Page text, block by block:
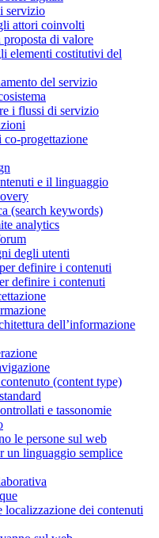
servizio
attori coinvolti
di valore
elementi costitutivi del
del servizio
i flussi di servizio
progettazione
e il linguaggio
(search keywords)
analytics
degli utenti
definire i contenuti
definire i contenuti
dell’informazione
(content type)
e tassonomie
le persone sul web
un linguaggio semplice
localizzazione dei contenuti